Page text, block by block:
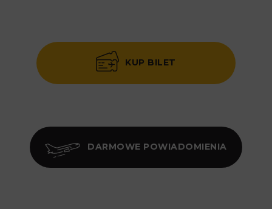
KUP BILET
DARMOWE POWIADOMIENIA